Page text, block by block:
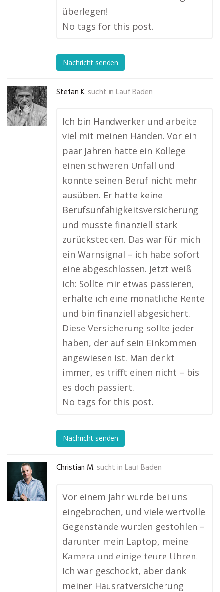
überlegen!
No tags for this post.
Nachricht senden
Stefan K. sucht in Lauf Baden
Ich bin Handwerker und arbeite
viel mit meinen Händen. Vor ein
paar Jahren hatte ein Kollege
einen schweren Unfall und
konnte seinen Beruf nicht mehr
ausüben. Er hatte keine
Berufsunfähigkeitsversicherung
und musste finanziell stark
zurückstecken. Das war für mich
ein Warnsignal – ich habe sofort
eine abgeschlossen. Jetzt weiß
ich: Sollte mir etwas passieren,
erhalte ich eine monatliche Rente
und bin finanziell abgesichert.
Diese Versicherung sollte jeder
haben, der auf sein Einkommen
angewiesen ist. Man denkt
immer, es trifft einen nicht – bis
es doch passiert.
No tags for this post.
Nachricht senden
Christian M. sucht in Lauf Baden
Vor einem Jahr wurde bei uns
eingebrochen, und viele wertvolle
Gegenstände wurden gestohlen –
darunter mein Laptop, meine
Kamera und einige teure Uhren.
Ich war geschockt, aber dank
meiner Hausratversicherung